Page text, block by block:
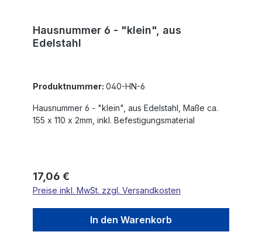
Hausnummer 6 - "klein", aus
Edelstahl
Produktnummer: 040-HN-6
Hausnummer 6 - "klein", aus Edelstahl, Maße ca.
155 x 110 x 2mm, inkl. Befestigungsmaterial
Regulärer Preis:
17,06 €
Preise inkl. MwSt. zzgl. Versandkosten
In den Warenkorb